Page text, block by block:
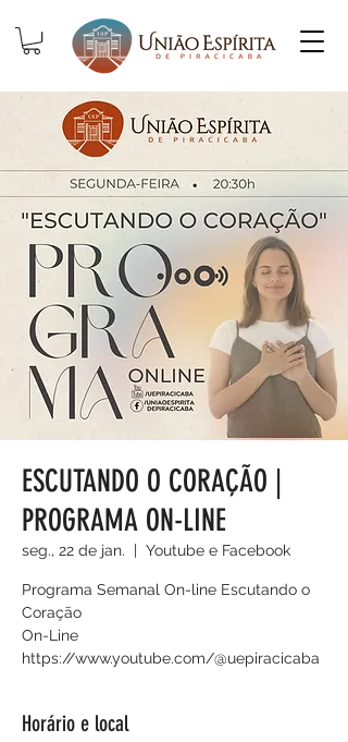
ESCUTANDO O CORAÇÃO |
PROGRAMA ON-LINE
seg., 22 de jan.
  |
Youtube e Facebook
Programa Semanal On-line Escutando o
Coração
On-Line
https://www.youtube.com/@uepiracicaba
Horário e local